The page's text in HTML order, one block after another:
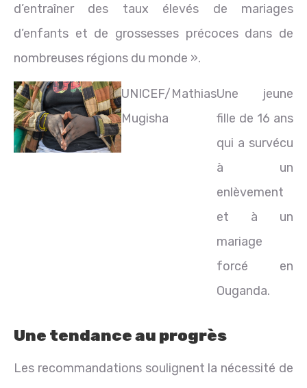
d’entraîner des taux élevés de mariages
d’enfants et de grossesses précoces dans de
nombreuses régions du monde ».
UNICEF/Mathias
Mugisha
Une jeune
fille de 16 ans
qui a survécu
à un
enlèvement
et à un
mariage
forcé en
Ouganda.
Une tendance au progrès
Les recommandations soulignent la nécessité de